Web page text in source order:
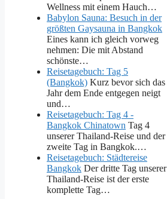
Wellness mit einem Hauch…
Babylon Sauna: Besuch in der
größten Gaysauna in Bangkok
Eines kann ich gleich vorweg
nehmen: Die mit Abstand
schönste…
Reisetagebuch: Tag 5
(Bangkok) Kurz bevor sich das
Jahr dem Ende entgegen neigt
und…
Reisetagebuch: Tag 4 -
Bangkok Chinatown Tag 4
unserer Thailand-Reise und der
zweite Tag in Bangkok.…
Reisetagebuch: Städtereise
Bangkok Der dritte Tag unserer
Thailand-Reise ist der erste
komplette Tag…